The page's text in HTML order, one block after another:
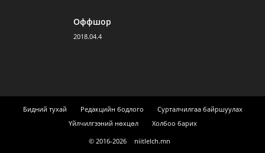
Оффшор
2018.04.4
Бидний тухай Редакцийн бодлого
Сурталчилгаа байршуулах
Үйлчилгээний нөхцөл
Холбоо барих
© 2016-2026 niitlelch.mn